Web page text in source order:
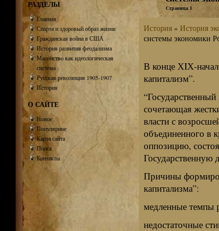
Страница 1
История» История
системы экономики
В конце ХIХ-
капитализм”.
сочетающая
власти с
объединенного в
оппозицию,
Государственную
Причины
капитализма”:
медленные темпы
недостаточные
РАЗДЕЛЫ
Главная
Спарта и здоровый образ жизни
Гражданская война в США
История развития феодализма
Масонство как идеологическая
система
Русская революция 1905-1907
История
О САЙТЕ
Новое
Популярное
Карта сайта
Поиск
Контакты